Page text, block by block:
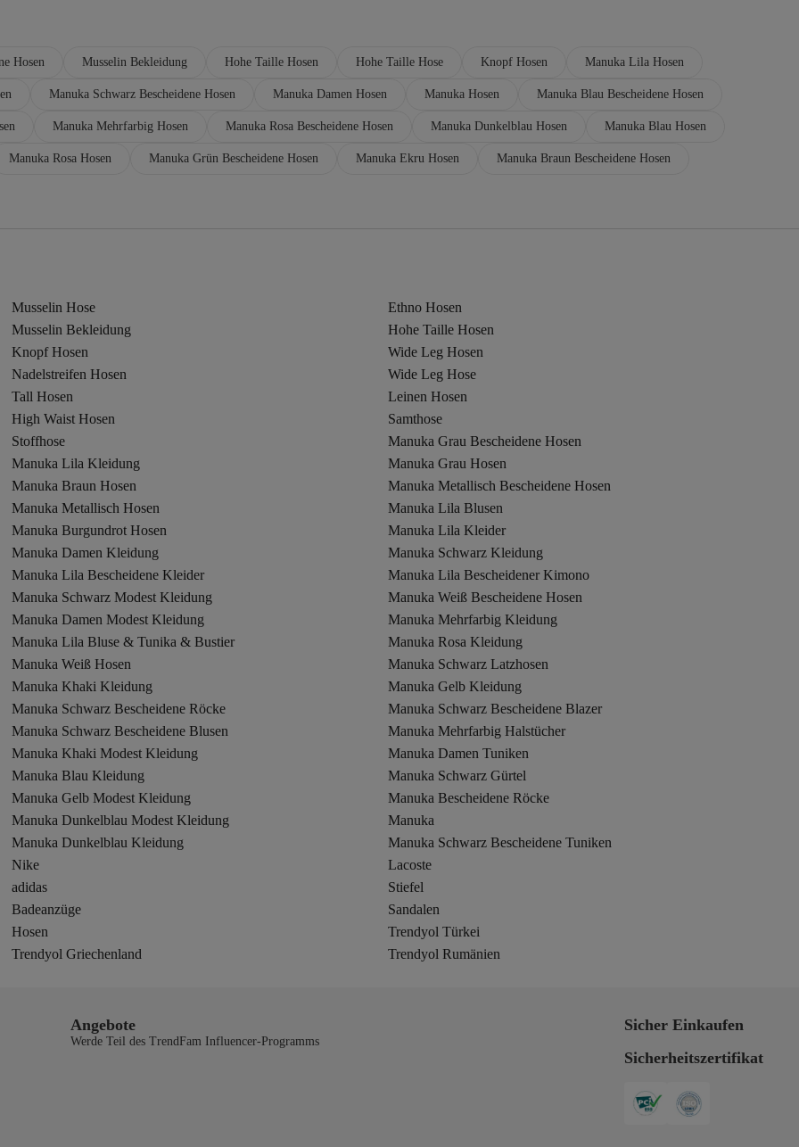
Hosen Musselin Bekleidung Hohe Taille Hosen Hohe Taille Hose Knopf Hosen Manuka Lila Hosen
Manuka Schwarz Bescheidene Hosen Manuka Damen Hosen Manuka Hosen Manuka Blau Bescheidene Hosen
Manuka Mehrfarbig Hosen Manuka Rosa Bescheidene Hosen Manuka Dunkelblau Hosen Manuka Blau Hosen
Manuka Rosa Hosen Manuka Grün Bescheidene Hosen Manuka Ekru Hosen Manuka Braun Bescheidene Hosen
Musselin Hose
Ethno Hosen
Musselin Bekleidung
Hohe Taille Hosen
Knopf Hosen
Wide Leg Hosen
Nadelstreifen Hosen
Wide Leg Hose
Tall Hosen
Leinen Hosen
High Waist Hosen
Samthose
Stoffhose
Manuka Grau Bescheidene Hosen
Manuka Lila Kleidung
Manuka Grau Hosen
Manuka Braun Hosen
Manuka Metallisch Bescheidene Hosen
Manuka Metallisch Hosen
Manuka Lila Blusen
Manuka Burgundrot Hosen
Manuka Lila Kleider
Manuka Damen Kleidung
Manuka Schwarz Kleidung
Manuka Lila Bescheidene Kleider
Manuka Lila Bescheidener Kimono
Manuka Schwarz Modest Kleidung
Manuka Weiß Bescheidene Hosen
Manuka Damen Modest Kleidung
Manuka Mehrfarbig Kleidung
Manuka Lila Bluse & Tunika & Bustier
Manuka Rosa Kleidung
Manuka Weiß Hosen
Manuka Schwarz Latzhosen
Manuka Khaki Kleidung
Manuka Gelb Kleidung
Manuka Schwarz Bescheidene Röcke
Manuka Schwarz Bescheidene Blazer
Manuka Schwarz Bescheidene Blusen
Manuka Mehrfarbig Halstücher
Manuka Khaki Modest Kleidung
Manuka Damen Tuniken
Manuka Blau Kleidung
Manuka Schwarz Gürtel
Manuka Gelb Modest Kleidung
Manuka Bescheidene Röcke
Manuka Dunkelblau Modest Kleidung
Manuka
Manuka Dunkelblau Kleidung
Manuka Schwarz Bescheidene Tuniken
Nike
Lacoste
adidas
Stiefel
Badeanzüge
Sandalen
Hosen
Trendyol Türkei
Trendyol Griechenland Trendyol Rumänien
Angebote
Werde Teil des TrendFam Influencer-Programms
Sicher Einkaufen
Sicherheitszertifikat